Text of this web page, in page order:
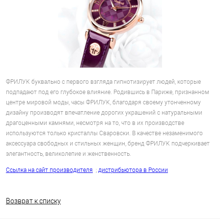
ФРИЛУК буквально с первого взгляда гипнотизирует людей, которые
подпадают под его глубокое влияние. Родившись в Париже, признанном
центре мировой моды, часы ФРИЛУК, благодаря своему утонченному
дизайну производят впечатление дорогих украшений с натуральными
драгоценными камнями, несмотря на то, что в их производстве
используются только кристаллы Сваровски. В качестве незаменимого
аксессуара свободных и стильных женщин, бренд ФРИЛУК подчеркивает
элегантность, великолепие и женственность.
Ссылка на сайт производителя ; дистрибьютора в России
Возврат к списку